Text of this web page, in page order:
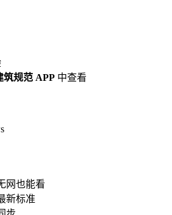
筑规范 APP 中查看
网也能看
新标准